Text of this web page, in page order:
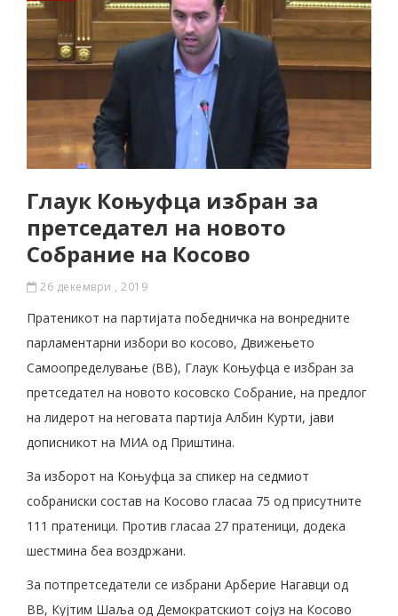
Глаук Коњуфца избран за
претседател на новото
Собрание на Косово
26 декември , 2019
Пратеникот на партијата победничка на вонредните
парламентарни избори во косово, Движењето
Самоопределување (ВВ), Глаук Коњуфца е избран за
претседател на новото косовско Собрание, на предлог
на лидерот на неговата партија Албин Курти, јави
дописникот на МИА од Приштина.
За изборот на Коњуфца за спикер на седмиот
собраниски состав на Косово гласаа 75 од присутните
111 пратеници. Против гласаа 27 пратеници, додека
шестмина беа воздржани.
За потпретседатели се избрани Арберие Нагавци од
ВВ, Кујтим Шаља од Демократскиот сојуз на Косово